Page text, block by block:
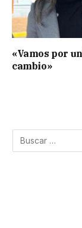
«Vamos por
cambio»